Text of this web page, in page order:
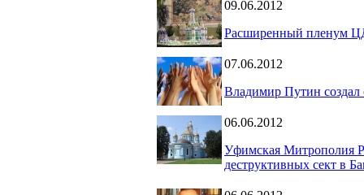
09.06.2012
Расширенный пленум
07.06.2012
Владимир Путин
06.06.2012
Уфимская Митрополия
деструктивных сект в